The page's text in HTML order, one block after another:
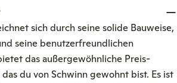
sich durch seine solide Bauweise,
seine benutzerfreundlichen
das außergewöhnliche Preis-
du von Schwinn gewohnt bist. Es ist